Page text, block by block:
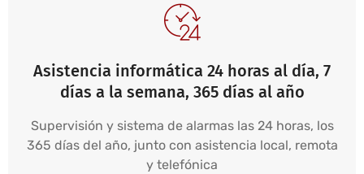
Asistencia informática 24 horas al día, 7
días a la semana, 365 días al año
Supervisión y sistema de alarmas las 24 horas, los
365 días del año, junto con asistencia local, remota
y telefónica